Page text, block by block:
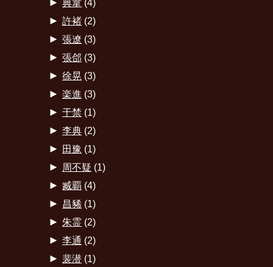
典韋 (4)
► 許褚 (2)
► 張遼 (3)
► 張郃 (3)
► 徐晃 (3)
► 楽進 (3)
► 于禁 (1)
► 李典 (2)
► 田豫 (1)
► 周不疑 (1)
► 臧覇 (4)
► 昌豨 (1)
► 朱霊 (2)
► 李通 (2)
► 裴潜 (1)